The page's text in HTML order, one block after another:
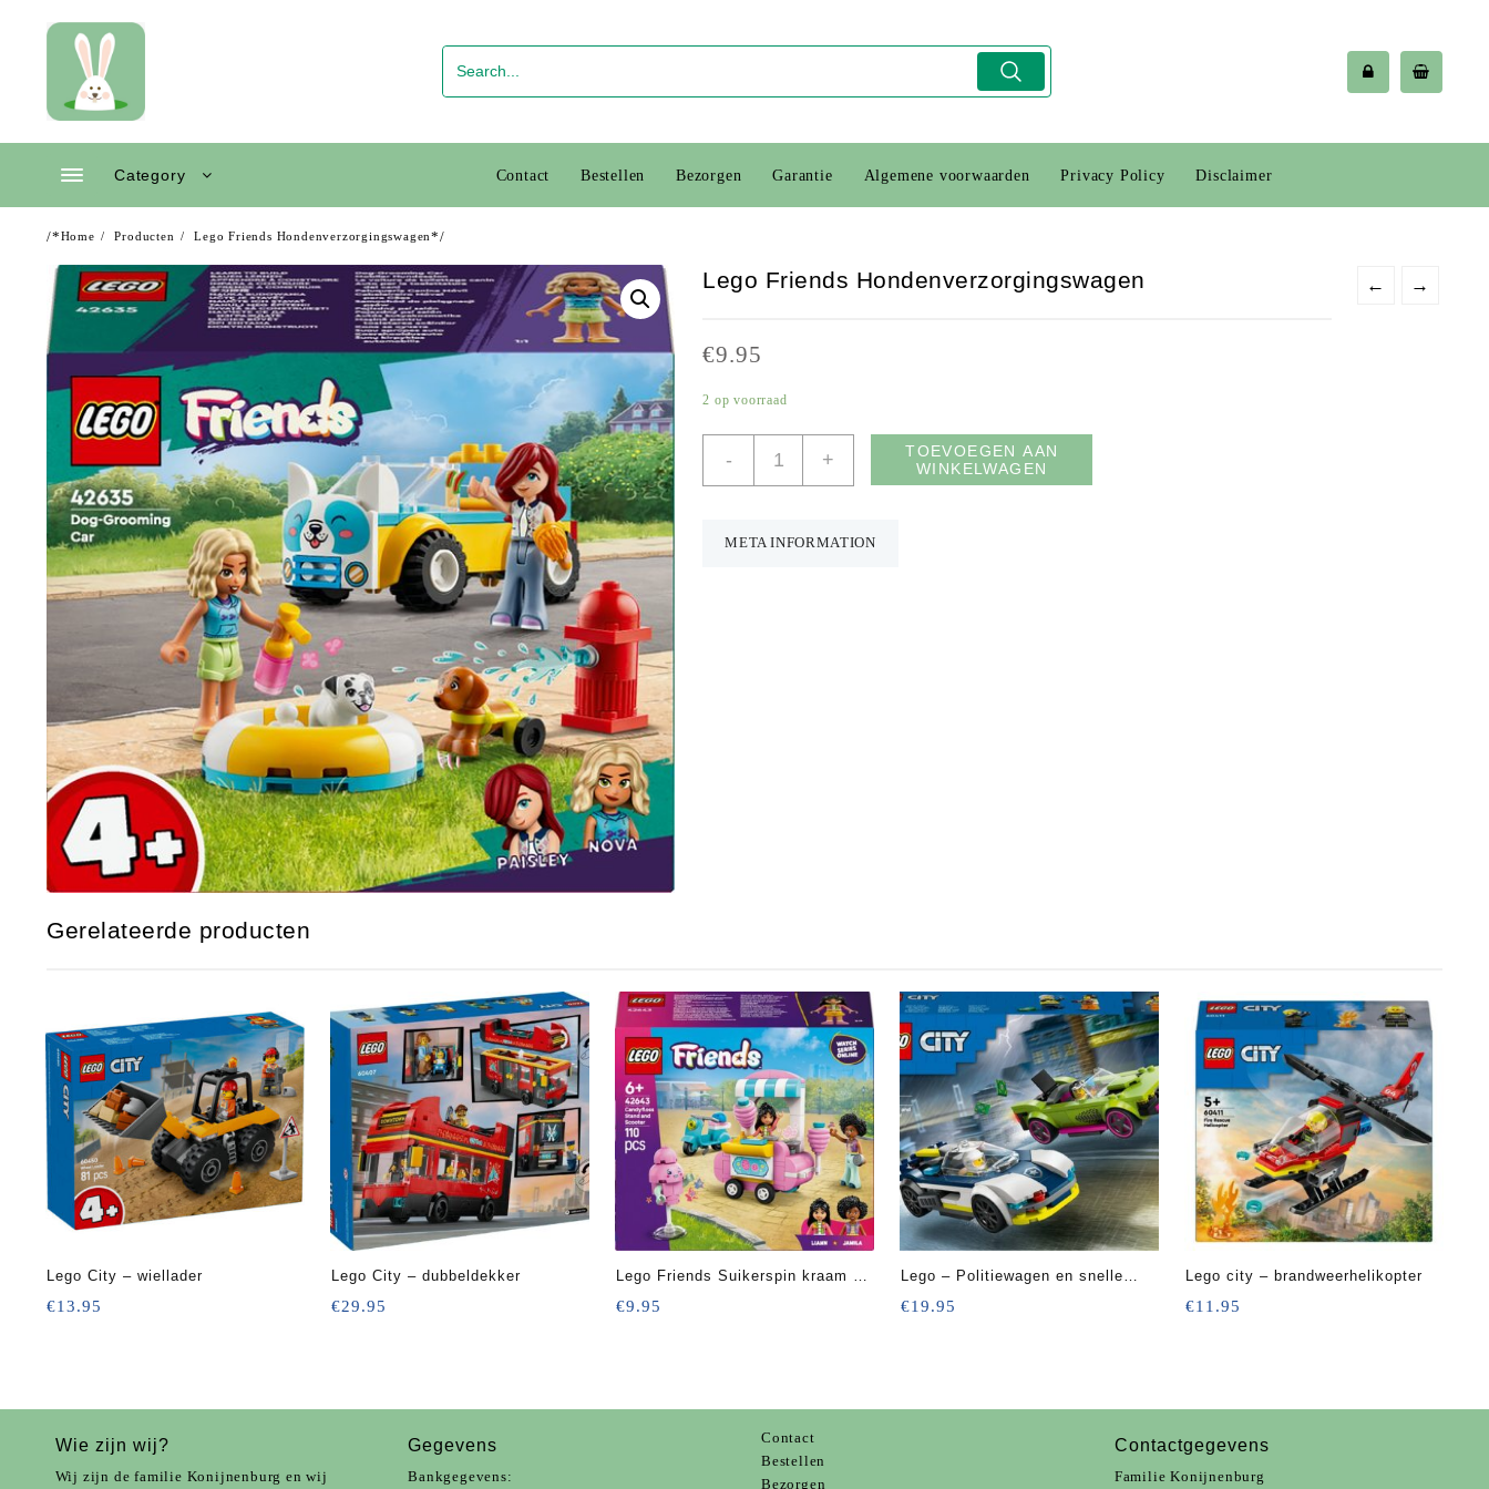
Category Contact Bestellen Bezorgen Garantie Algemene voorwaarden Privacy Policy Disclaimer
/*Home Producten Lego Friends Hondenverzorgingswagen*/
← →
Lego Friends Hondenverzorgingswagen
€9.95
2 op voorraad
-
Friends
+
TOEVOEGEN AAN
WINKELWAGEN
META INFORMATION
Gerelateerde producten
Lego City – wiellader
€13.95
Lego City – dubbeldekker
€29.95
Lego Friends Suikerspin kraam en
scooter
€9.95
Lego – Politiewagen en snelle
auto achtervolging
€19.95
Lego city – brandweerhelikopter
€11.95
Wie zijn wij?
Wij zijn de familie Konijnenburg en wij
Gegevens
Bankgegevens:
Contact
Bestellen
Bezorgen
Contactgegevens
Familie Konijnenburg